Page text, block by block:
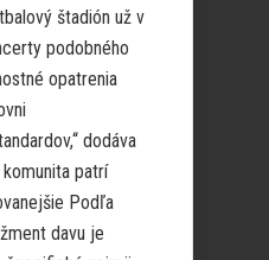
štadión už v
podobného
opatrenia
dodáva
patrí
Podľa
davu je